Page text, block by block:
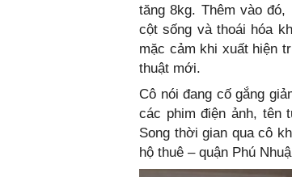
tăng 8kg. Thêm vào
cột sống và thoái hóa
mặc cảm khi xuất hiện
thuật mới.
Cô nói đang cố gắng
các phim điện ảnh, tên
Song thời gian qua cô
hộ thuê – quận Phú